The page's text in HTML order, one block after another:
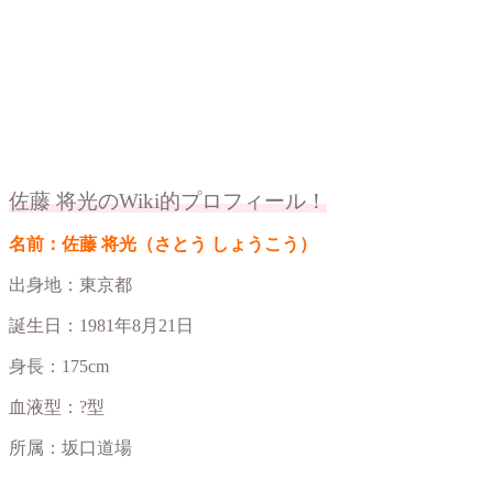
佐藤 将光のWiki的プロフィール！
名前：佐藤 将光（さとう しょうこう）
出身地：東京都
誕生日：1981年8月21日
身長：175cm
血液型：?型
所属：坂口道場